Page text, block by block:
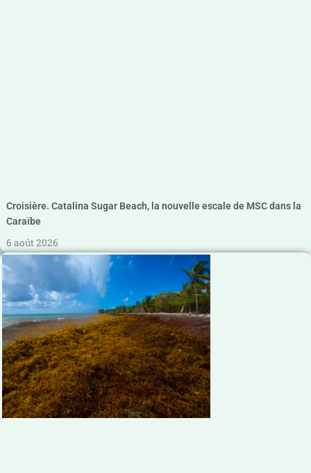
Croisière. Catalina Sugar Beach, la nouvelle escale de MSC dans la
Caraïbe
6 août 2026